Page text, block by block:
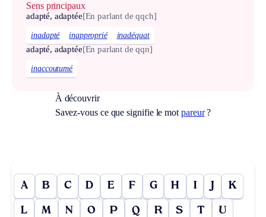
Sens principaux
adapté, adaptée[En parlant de qqch]
inadapté inapproprié inadéquat
adapté, adaptée[En parlant de qqn]
inaccoutumé
À découvrir
Savez-vous ce que signifie le mot pareur?
A B C D E F G H I J K
L M N O P Q R S T U